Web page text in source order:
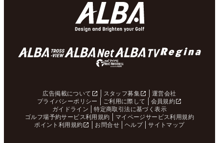
広告掲載について スタッフ募集
運営会社
プライバシーポリシー
ご利用に際して
会員規約
ガイドライン
特定商取引法に基づく表示
ゴルフ場予約サービス利用規約
マイページサービス利用規約
ポイント利用規約
お問合せ ヘルプ サイトマップ